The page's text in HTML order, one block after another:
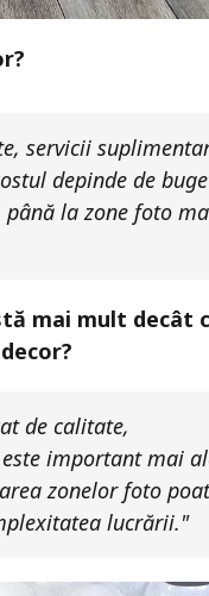
servicii
depinde de
la zone foto
mai mult decât
de calitate,
important mai
zonelor foto
lucrării."